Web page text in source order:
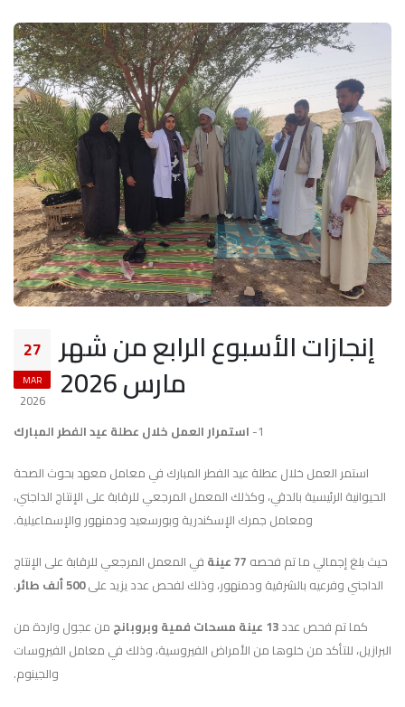
27
MAR
2026
إنجازات الأسبوع الرابع من شهر
مارس 2026
1- استمرار العمل خلال عطلة عيد الفطر المبارك
استمر العمل خلال عطلة عيد الفطر المبارك في معامل معهد بحوث الصحة
الحيوانية الرئيسية بالدقي، وكذلك المعمل المرجعي للرقابة على الإنتاج الداجني،
ومعامل جمرك الإسكندرية وبورسعيد ودمنهور والإسماعيلية.
حيث بلغ إجمالي ما تم فحصه 77 عينة
في المعمل المرجعي للرقابة على الإنتاج
الداجني وفرعيه بالشرقية ودمنهور، وذلك لفحص عدد يزيد على500 ألف طائر
.
كما تم فحص عدد13 عينة مسحات فمية وبروبانج
من عجول واردة من
البرازيل، للتأكد من خلوها من الأمراض الفيروسية، وذلك في معامل الفيروسات
والجينوم.